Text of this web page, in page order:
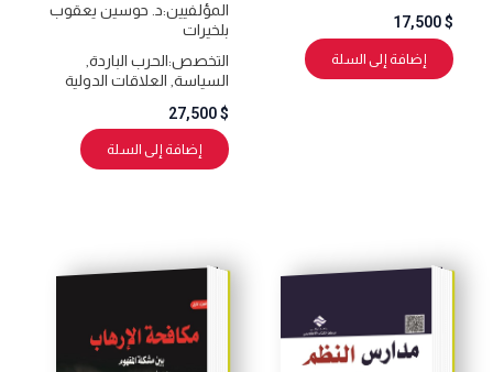
17,500
إضافة إلى السلة
المؤلفيين:د. حوسين يعقوب
بلخيرات
التخصص:الحرب الباردة,
السياسة,العلاقات الدولية
27,500
إضافة إلى السلة